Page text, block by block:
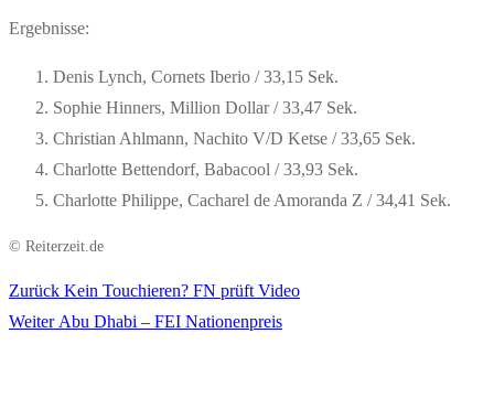
Ergebnisse:
Denis Lynch, Cornets Iberio / 33,15 Sek.
Sophie Hinners, Million Dollar / 33,47 Sek.
Christian Ahlmann, Nachito V/D Ketse / 33,65 Sek.
Charlotte Bettendorf, Babacool / 33,93 Sek.
Charlotte Philippe, Cacharel de Amoranda Z / 34,41 Sek.
© Reiterzeit.de
Beitragsnavigation
Zurück Vorheriger
Beitrag:
Kein Touchieren? FN prüft Video
Weiter Nächster
Abu Dhabi – FEI Nationenpreis